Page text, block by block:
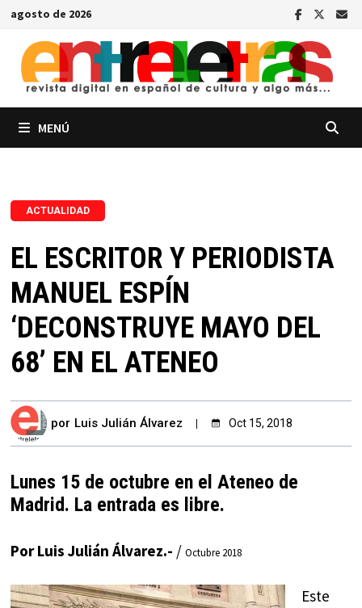
Saltar
contenido
agosto de 2026
MENÚ
ACTUALIDAD
EL ESCRITOR Y PERIODISTA
MANUEL ESPÍN
‘DECONSTRUYE MAYO DEL
68’ EN EL ATENEO
por Luis Julián Álvarez Oct 15, 2018
Lunes 15 de octubre en el Ateneo de
Madrid. La entrada es libre.
Por Luis Julián Álvarez.- /Octubre 2018
Este